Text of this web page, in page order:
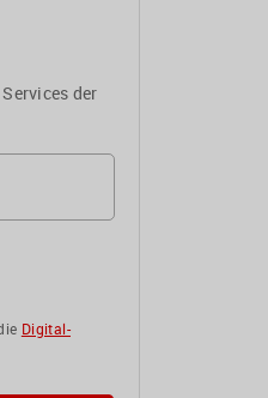
der
Digital-